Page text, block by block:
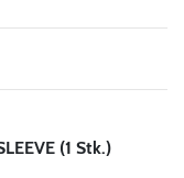
(1 Stk.)